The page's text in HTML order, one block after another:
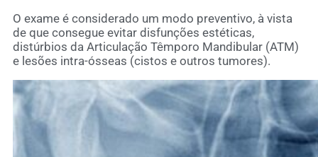
O exame é considerado um modo preventivo, à vista
de que consegue evitar disfunções estéticas,
distúrbios da Articulação Têmporo Mandibular (ATM)
e lesões intra-ósseas (cistos e outros tumores).